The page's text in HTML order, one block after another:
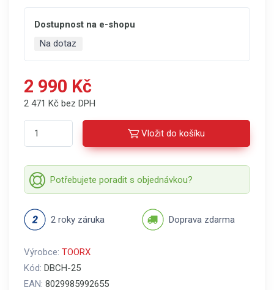
Dostupnost na e-shopu
Na dotaz
2 990 Kč
2 471 Kč bez DPH
Vložit do košíku
Potřebujete poradit s objednávkou?
2 roky záruka Doprava zdarma
Výrobce: TOORX
Kód: DBCH-25
EAN: 8029985992655